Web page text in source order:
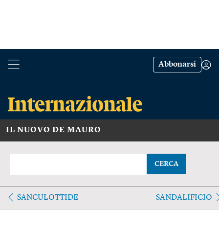
Abbonarsi
IL NUOVO DE MAURO
CERCA
SANCULOTTIDE SANDALIFICIO